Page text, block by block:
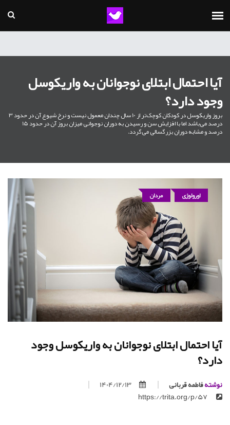
آیا احتمال ابتلای نوجوانان به واریکوسل
وجود دارد؟
بروز واریکوسل در کودکان کوچک‌تر از 10 سال چندان معمول نیست و نرخ شیوع آن در حدود 3
درصد می‌باشد اما با افزایش سن و رسیدن به دوران نوجوانی میزان بروز آن در حدود 15
درصد و مشابه دوران بزرگسالی می‌گردد.
اورولوژی مردان
آیا احتمال ابتلای نوجوانان به واریکوسل وجود
دارد؟
نوشتهفاطمه قربانی
1404/12/13